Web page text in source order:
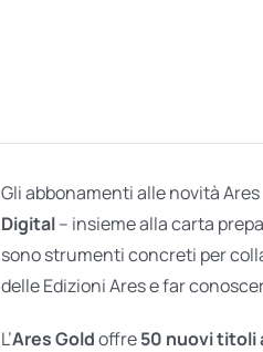
Gli abbonamenti alle novità Ares
Digital– insieme alla carta
sono strumenti concreti per
delle Edizioni Ares e far
L’Ares Goldoffre50 nuovi titoli